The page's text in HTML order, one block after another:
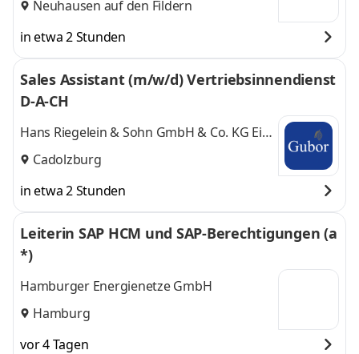
Neuhausen auf den Fildern
in etwa 2 Stunden
Sales Assistant (m/w/d) Vertriebsinnendienst
D-A-CH
Hans Riegelein & Sohn GmbH & Co. KG Ein
Unternehmen der Gubor-Gruppe
Cadolzburg
in etwa 2 Stunden
Leiterin SAP HCM und SAP-Berechtigungen (a
*)
Hamburger Energienetze GmbH
Hamburg
vor 4 Tagen